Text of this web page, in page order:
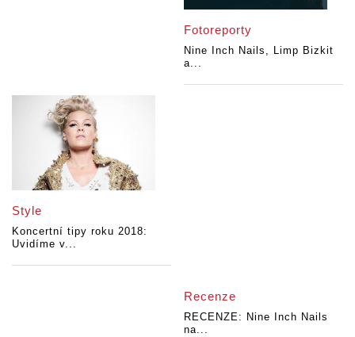
Fotoreporty
Nine Inch Nails, Limp Bizkit
a...
Style
Koncertní tipy roku 2018:
Uvidíme v...
Recenze
RECENZE: Nine Inch Nails
na...